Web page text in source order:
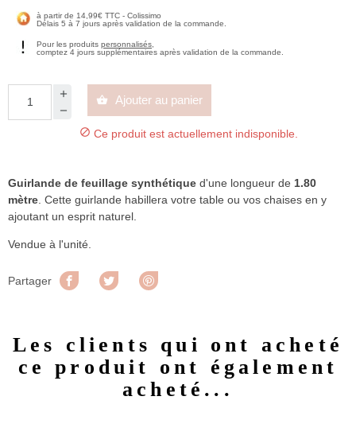
à partir de 14,99€ TTC - Colissimo
Délais 5 à 7 jours après validation de la commande.
Pour les produits personnalisés
comptez 4 jours supplémentaires après validation de la commande.
 Ajouter au panier
 Ce produit est actuellement indisponible.
Guirlande de feuillage synthétique d'une longueur de 1.80
mètre . Cette guirlande habillera votre table ou vos chaises en y
ajoutant un esprit naturel.
Vendue à l'unité.
Partager Partager Tweet
Les clients qui ont acheté
ce produit ont également
acheté...